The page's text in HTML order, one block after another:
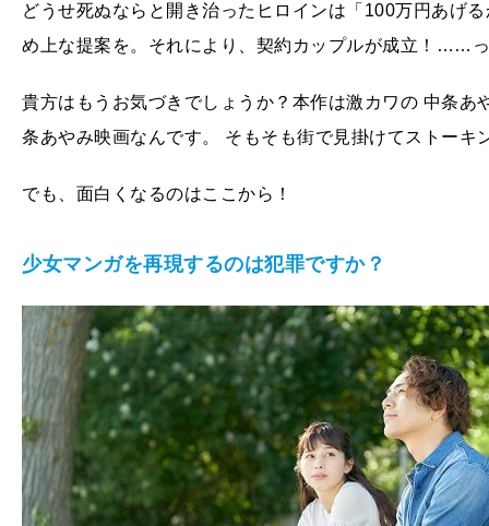
どうせ死ぬならと開き治ったヒロインは「100万円あげ
め上な提案を。それにより、契約カップルが成立！……
貴方はもうお気づきでしょうか？本作は激カワの 中条
条あやみ映画なんです。 そもそも街で見掛けてストー
でも、面白くなるのはここから！
少女マンガを再現するのは犯罪ですか？